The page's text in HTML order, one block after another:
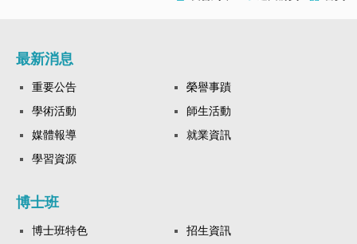
最新消息
重要公告
榮譽事蹟
學術活動
師生活動
媒體報導
就業資訊
學習資源
博士班
博士班特色
招生資訊